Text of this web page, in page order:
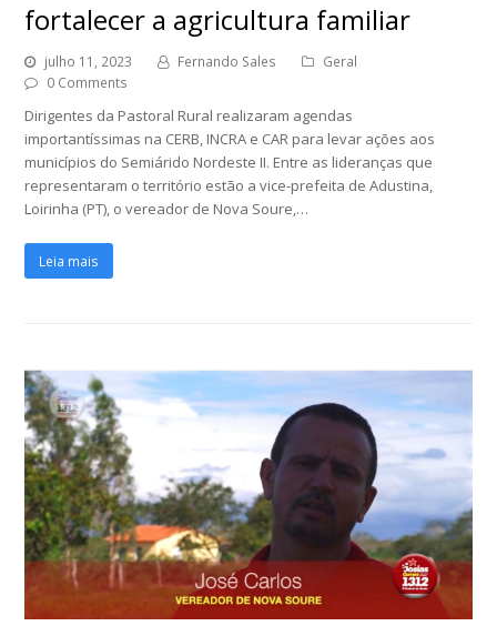
fortalecer a agricultura familiar
julho 11, 2023 Fernando Sales
Geral
0 Comments
Dirigentes da Pastoral Rural realizaram agendas
importantíssimas na CERB, INCRA e CAR para levar ações aos
municípios do Semiárido Nordeste II. Entre as lideranças que
representaram o território estão a vice-prefeita de Adustina,
Loirinha (PT), o vereador de Nova Soure,…
Leia mais